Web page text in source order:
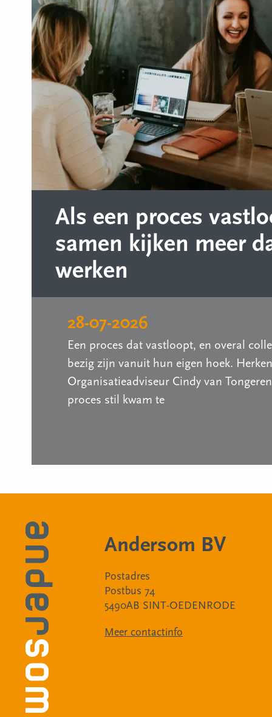
Als een proces
samen kijken meer
werken
28-07-2026
Een proces dat vastloopt, en overal
bezig zijn vanuit hun eigen hoek.
Organisatieadviseur Cindy van
proces stil kwam te
Andersom BV
Postadres
Postbus 74
5490AB SINT-OEDENRODE
Meer contactinfo